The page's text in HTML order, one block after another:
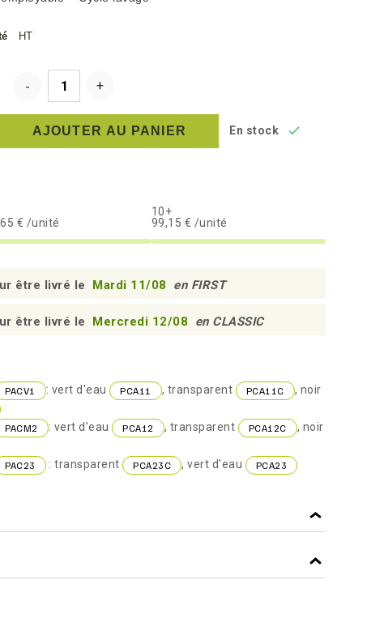
HT
AJOUTER AU PANIER En stock 
€ /unité
10+
99,15 € /unité
être livré le Mardi 11/08 en FIRST
être livré le Mercredi 12/08 en CLASSIC
PACV1 : vert d'eau PCA11 , transparent PCA11C , noir
PACM2 : vert d'eau PCA12 , transparent PCA12C , noir
PAC23 : transparent PCA23C , vert d'eau PCA23